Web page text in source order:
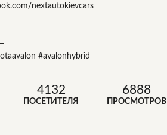
nextautokievcars
#avalonhybrid
4132
ПОСЕТИТЕЛЯ
6888
ПРОСМОТРОВ